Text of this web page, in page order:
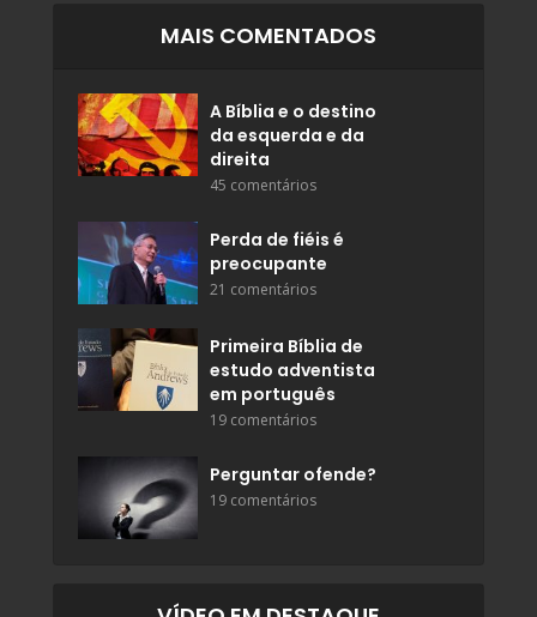
MAIS COMENTADOS
A Bíblia e o destino
da esquerda e da
direita
45 comentários
Perda de fiéis é
preocupante
21 comentários
Primeira Bíblia de
estudo adventista
em português
19 comentários
Perguntar ofende?
19 comentários